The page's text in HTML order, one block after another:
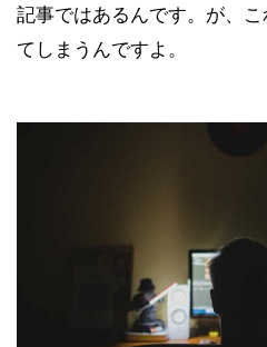
記事ではあるんです。が、
てしまうんですよ。